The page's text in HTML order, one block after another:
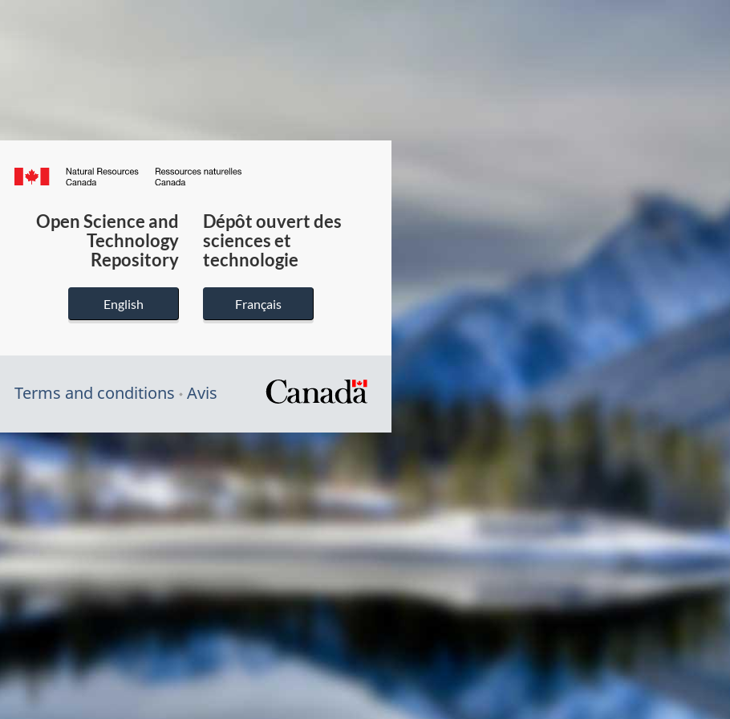
Canada.ca
du
Canada
Open Science and
Technology
Repository
English
Dépôt ouvert des
sciences et
technologie
Français
Terms and conditions Avis
/
gouvernement
du
Canada